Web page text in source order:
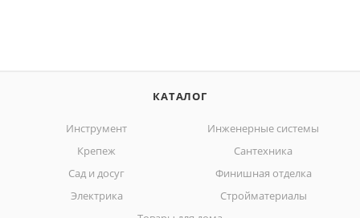
КАТАЛОГ
Инструмент
Инженерные системы
Крепеж
Сантехника
Сад и досуг
Финишная отделка
Электрика
Стройматериалы